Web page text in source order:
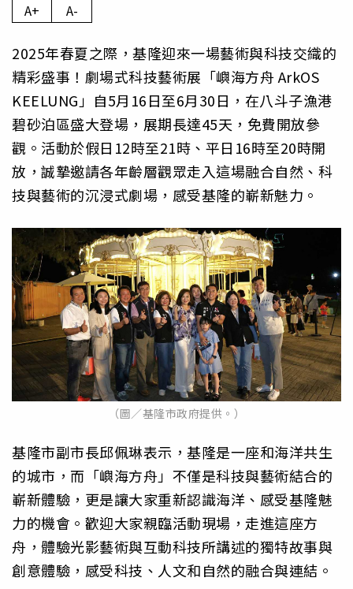
A+ A-
2025年春夏之際，基隆迎來一場藝術與科技交織的
精彩盛事！劇場式科技藝術展「嶼海方舟 ArkOS
KEELUNG」自5月16日至6月30日，在八斗子漁港
碧砂泊區盛大登場，展期長達45天，免費開放參
觀。活動於假日12時至21時、平日16時至20時開
放，誠摯邀請各年齡層觀眾走入這場融合自然、科
技與藝術的沉浸式劇場，感受基隆的嶄新魅力。
（圖／基隆市政府提供。）
基隆市副市長邱佩琳表示，基隆是一座和海洋共生
的城市，而「嶼海方舟」不僅是科技與藝術結合的
嶄新體驗，更是讓大家重新認識海洋、感受基隆魅
力的機會。歡迎大家親臨活動現場，走進這座方
舟，體驗光影藝術與互動科技所講述的獨特故事與
創意體驗，感受科技、人文和自然的融合與連結。